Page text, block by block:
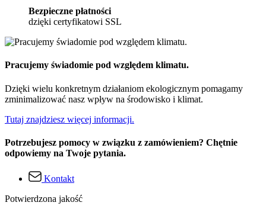
Bezpieczne płatności
dzięki certyfikatowi SSL
Pracujemy świadomie pod względem klimatu.
Dzięki wielu konkretnym działaniom ekologicznym pomagamy
zminimalizować nasz wpływ na środowisko i klimat.
Tutaj znajdziesz więcej informacji.
Potrzebujesz pomocy w związku z zamówieniem? Chętnie
odpowiemy na Twoje pytania.
Kontakt
Potwierdzona jakość